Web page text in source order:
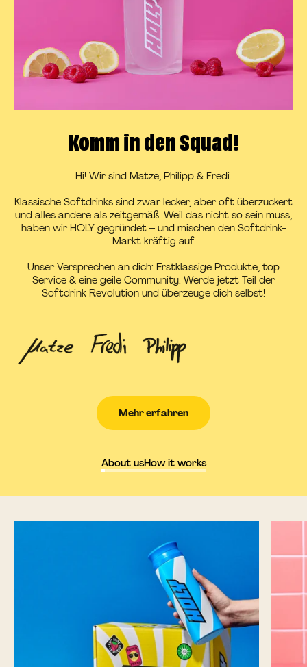
Komm in den Squad!
Hi! Wir sind Matze, Philipp & Fredi.
Klassische Softdrinks sind zwar lecker, aber oft überzuckert
und alles andere als zeitgemäß. Weil das nicht so sein muss,
haben wir HOLY gegründet – und mischen den Softdrink-
Markt kräftig auf.
Unser Versprechen an dich: Erstklassige Produkte, top
Service & eine geile Community. Werde jetzt Teil der
Softdrink Revolution und überzeuge dich selbst!
Mehr erfahren
About usHow it works